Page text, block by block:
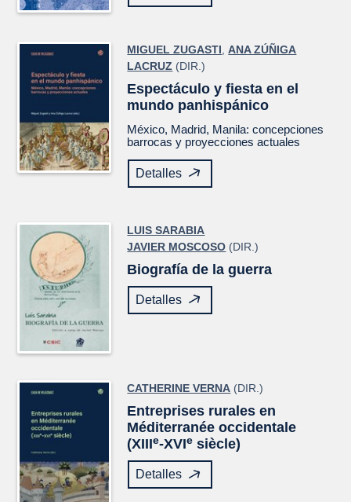
MIGUEL ZUGASTI ,ANA ZÚÑIGA
LACRUZ (DIR.)
Espectáculo y fiesta en el
mundo panhispánico
México, Madrid, Manila: concepciones
barrocas y proyecciones actuales
Detalles
LUIS SARABIA
JAVIER MOSCOSO (DIR.)
Biografía de la guerra
Detalles
CATHERINE VERNA (DIR.)
Entreprises rurales en
Méditerranée occidentale
(XIIIe-XVIe siècle)
Detalles